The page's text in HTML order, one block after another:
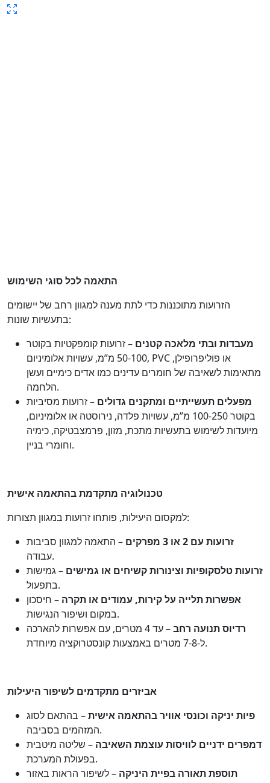
התאמה לכל סוגי השימוש
הזרועות מתוכננות כדי לתת מענה למגוון רחב של יישומים
בתעשיות שונות:
מעבדות ובתי מלאכה קטנים – זרועות קומפקטיות בקוטר
50-100 מ”מ, עשויות אלומיניום, PVC או פוליפרופילן,
מתאימות לשאיבה של חומרים עדינים כמו אדים כימיים ועשן
הלחמה.
מפעלים תעשייתיים ומתקנים גדולים – זרועות מסיביות
בקוטר 100-250 מ”מ, עשויות פלדה, נירוסטה או אלומיניום,
מיועדות לשימוש בתעשיות מתכת, מזון, פרמצבטיקה, כימיה
וחומרי בניין.
טכנולוגיה מתקדמת בהתאמה אישית
למקסום היעילות, פותחו זרועות במגוון תצורות:
זרועות עם 2 או 3 מפרקים
– התאמה למגוון סביבות
עבודה.
זרועות טלסקופיות וצינורות קשיחים או גמישים – גמישות
בתפעול.
אפשרות תלייה על קירות, עמודים או תקרה – חיסכון
במקום ושיפור הנגישות.
רדיוס תנועה רחב
– עד 4 מטרים, עם אפשרות להארכה
ל-7-8 מטרים באמצעות קונסטרוקציה מיוחדת.
אביזרים מתקדמים לשיפור היעילות
פיות יניקה וכונסי אוויר בהתאמה אישית– בהתאם לסוג
המזהמים בסביבה.
דמפרים ידניים לוויסות עוצמת השאיבה – שליטה מיטבית
בפעולת המערכת.
תוספת תאורה בפיית היניקה – לשיפור הראות באזור